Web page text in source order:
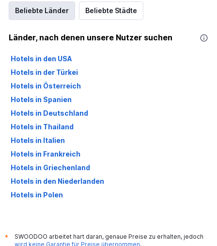
Beliebte Länder Beliebte Städte
Länder, nach denen unsere Nutzer suchen
Hotels in den USA
Hotels in der Türkei
Hotels in Österreich
Hotels in Spanien
Hotels in Deutschland
Hotels in Thailand
Hotels in Italien
Hotels in Frankreich
Hotels in Griechenland
Hotels in den Niederlanden
Hotels in Polen
*
SWOODOO arbeitet hart daran, genaue Preise zu erhalten, jedoch
wird keine Garantie für Preise übernommen.